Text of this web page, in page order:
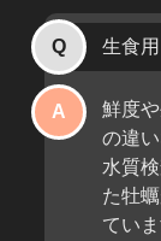
生食
鮮度
の違い
水質
た牡
ていま